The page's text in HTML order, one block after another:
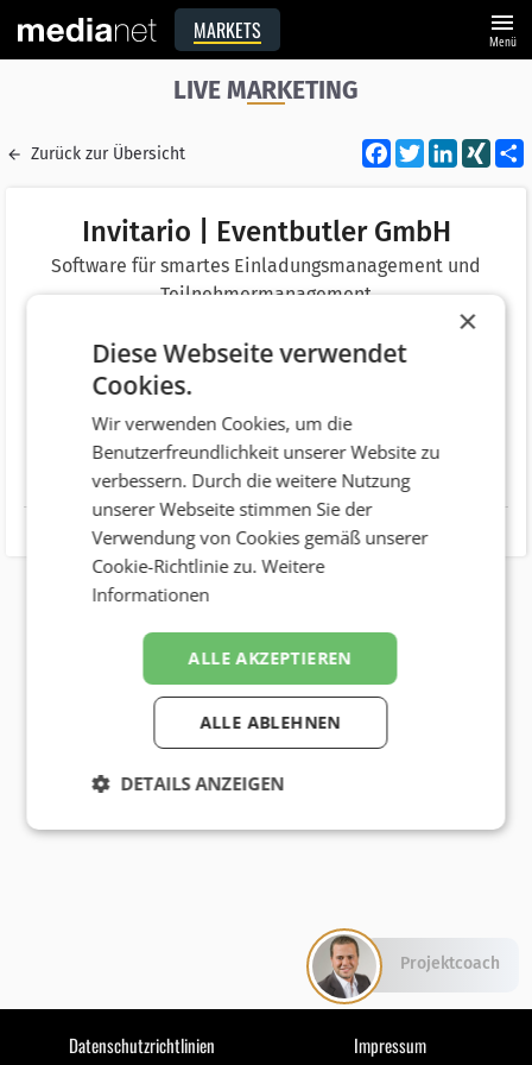
MARKETS menu
Menü
LIVE MARKETING
Zurück zur Übersicht Facebook
Twitter XING
Invitario | Eventbutler GmbH
Software für smartes Einladungsmanagement und
Teilnehmermanagement
Adresse Lerchenfelder Straße 74/1/6
AT 1080 Wien
Website http://www.invitario.com
Datenschutzrichtlinien Impressum
×
Diese Webseite verwendet
Cookies.
Wir verwenden Cookies, um die
Benutzerfreundlichkeit unserer Website zu
verbessern. Durch die weitere Nutzung
unserer Webseite stimmen Sie der
Verwendung von Cookies gemäß unserer
Cookie-Richtlinie zu.Weitere
Informationen
ALLE AKZEPTIEREN
ALLE ABLEHNEN
DETAILS ANZEIGEN
Projektcoach